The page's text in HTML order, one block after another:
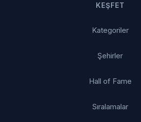
KEŞFET
Kategoriler
Şehirler
Hall of Fame
Sıralamalar